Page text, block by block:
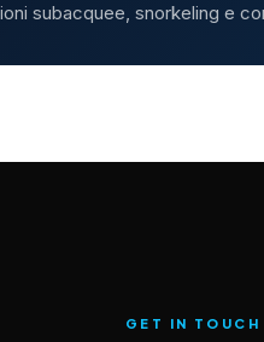
subacquee, snorkeling e
GET IN TOUCH